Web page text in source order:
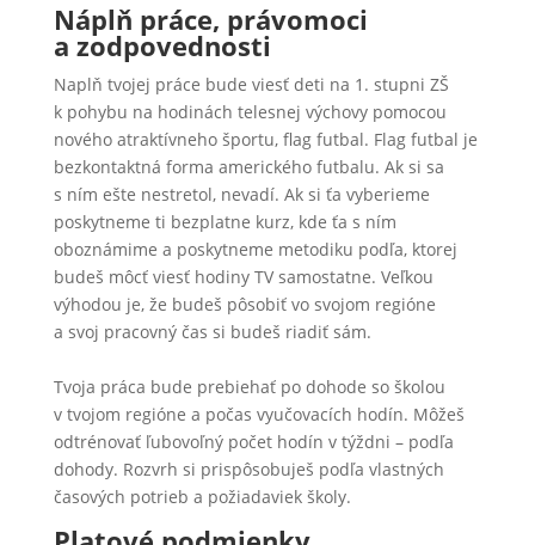
Náplň práce, právomoci
a zodpovednosti
Naplň tvojej práce bude viesť deti na 1. stupni ZŠ
k pohybu na hodinách telesnej výchovy pomocou
nového atraktívneho športu, flag futbal. Flag futbal je
bezkontaktná forma amerického futbalu. Ak si sa
s ním ešte nestretol, nevadí. Ak si ťa vyberieme
poskytneme ti bezplatne kurz, kde ťa s ním
oboznámime a poskytneme metodiku podľa, ktorej
budeš môcť viesť hodiny TV samostatne. Veľkou
výhodou je, že budeš pôsobiť vo svojom regióne
a svoj pracovný čas si budeš riadiť sám.
Tvoja práca bude prebiehať po dohode so školou
v tvojom regióne a počas vyučovacích hodín. Môžeš
odtrénovať ľubovoľný počet hodín v týždni – podľa
dohody. Rozvrh si prispôsobuješ podľa vlastných
časových potrieb a požiadaviek školy.